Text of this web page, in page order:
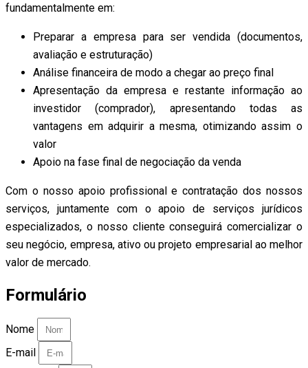
fundamentalmente em:
Preparar a empresa para ser vendida (documentos,
avaliação e estruturação)
Análise financeira de modo a chegar ao preço final
Apresentação da empresa e restante informação ao
investidor (comprador), apresentando todas as
vantagens em adquirir a mesma, otimizando assim o
valor
Apoio na fase final de negociação da venda
Com o nosso apoio profissional e contratação dos nossos
serviços, juntamente com o apoio de serviços jurídicos
especializados, o nosso cliente conseguirá comercializar o
seu negócio, empresa, ativo ou projeto empresarial ao melhor
valor de mercado.
Formulário
Nome
E-mail